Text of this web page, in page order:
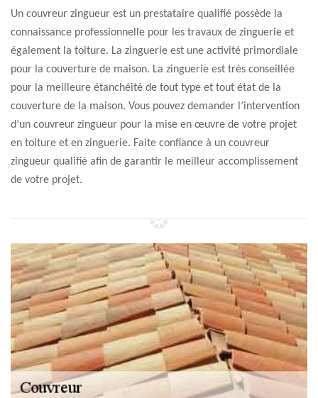
Un couvreur zingueur est un prestataire qualifié possède la
connaissance professionnelle pour les travaux de zinguerie et
également la toiture. La zinguerie est une activité primordiale
pour la couverture de maison. La zinguerie est très conseillée
pour la meilleure étanchéité de tout type et tout état de la
couverture de la maison. Vous pouvez demander l’intervention
d’un couvreur zingueur pour la mise en œuvre de votre projet
en toiture et en zinguerie. Faite confiance à un couvreur
zingueur qualifié afin de garantir le meilleur accomplissement
de votre projet.